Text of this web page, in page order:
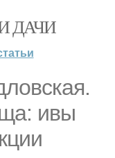
ДАЧИ
ивы